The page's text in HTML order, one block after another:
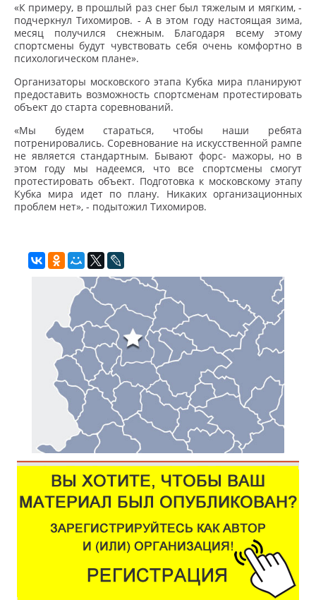
«К примеру, в прошлый раз снег был тяжелым и мягким, -
подчеркнул Тихомиров. - А в этом году настоящая зима,
месяц получился снежным. Благодаря всему этому
спортсмены будут чувствовать себя очень комфортно в
психологическом плане».
Организаторы московского этапа Кубка мира планируют
предоставить возможность спортсменам протестировать
объект до старта соревнований.
«Мы будем стараться, чтобы наши ребята
потренировались. Соревнование на искусственной рампе
не является стандартным. Бывают форс- мажоры, но в
этом году мы надеемся, что все спортсмены смогут
протестировать объект. Подготовка к московскому этапу
Кубка мира идет по плану. Никаких организационных
проблем нет», - подытожил Тихомиров.